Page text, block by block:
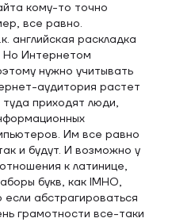
кому-то точно
все равно.
английская раскладка
Но Интернетом
нужно учитывать
аудитория растет
приходят люди,
Им все равно
и будут. И возможно у
к латинице,
букв, как IMHO,
абстрагироваться
грамотности все-таки